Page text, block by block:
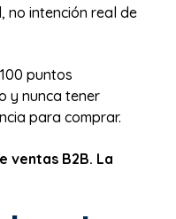
no intención real de
puntos
y nunca tener
para comprar.
ventas B2B. La